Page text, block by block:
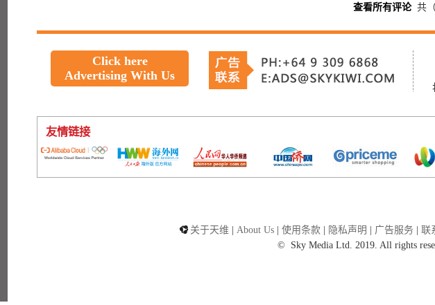
查看所有评论共
Click here
Advertising With Us
友情链接
关于天维 About Us 使用条款 隐私声明 广告服务
联
©
Sky Media Ltd. 2019. All rights